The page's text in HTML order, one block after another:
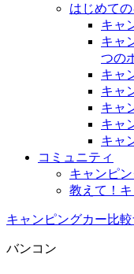
はじめて
キャ
キャ
つの
キャ
キャ
キャ
キャ
キャ
コミュニティ
キャンピ
教えて！
キャンピングカー比
バンコン